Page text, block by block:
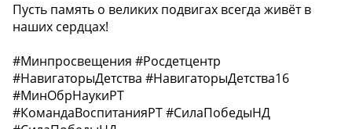
Пусть память о великих подвигах всегда живёт в
наших сердцах! ️️
#Минпросвещения #Росдетцентр
#НавигаторыДетства #НавигаторыДетства16
#МинОбрНаукиРТ
#КомандаВоспитанияРТ #СилаПобедыНД